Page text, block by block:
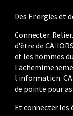
Des Energies et
Connecter.
d'être de
et les hommes
l'information.
de pointe pour
Et connecter les